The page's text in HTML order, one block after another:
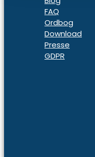
FAQ
Ordbog
Download
Presse
GDPR